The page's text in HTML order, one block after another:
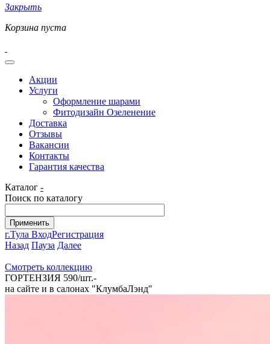
Закрыть
Корзина пуста
Акции
Услуги
Оформление шарами
Фитодизайн Озеленение
Доставка
Отзывы
Вакансии
Контакты
Гарантия качества
Каталог -
Поиск по каталогу
г.Тула ВходРегистрация
Назад Пауза Далее
Cмотреть коллекцию
ГОРТЕНЗИЯ 590/шт.-
на сайте и в салонах "КлумбаЛэнд"